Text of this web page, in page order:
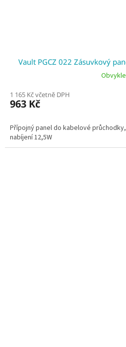
Vault PGCZ 022 Zásuvkový
1 165 Kč včetně DPH
963 Kč
Přípojný panel do kabelové průchodky,
nabíjení 12,5W